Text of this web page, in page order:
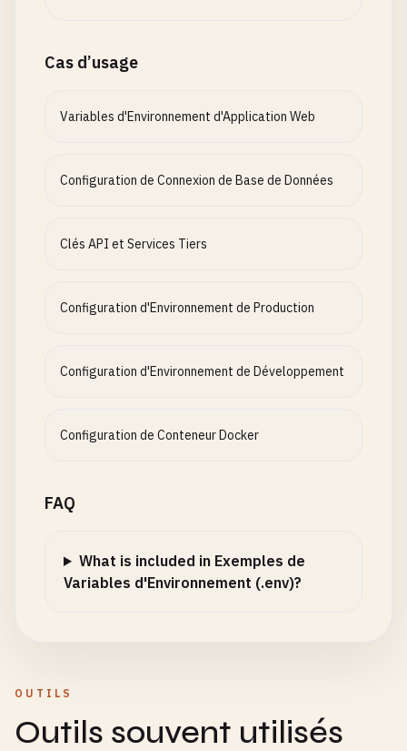
Cas d’usage
Variables d'Environnement d'Application Web
Configuration de Connexion de Base de Données
Clés API et Services Tiers
Configuration d'Environnement de Production
Configuration d'Environnement de Développement
Configuration de Conteneur Docker
FAQ
What is included in Exemples de
Variables d'Environnement (.env)?
OUTILS
Outils souvent utilisés